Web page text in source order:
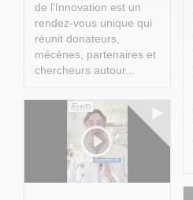
de l’Innovation est un
rendez-vous unique qui
réunit donateurs,
mécènes, partenaires et
chercheurs autour...